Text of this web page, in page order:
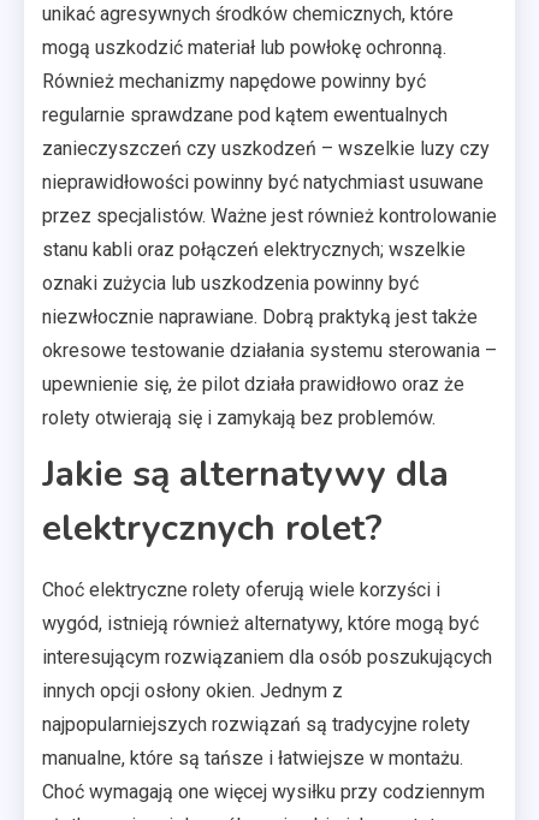
unikać agresywnych środków chemicznych, które
mogą uszkodzić materiał lub powłokę ochronną.
Również mechanizmy napędowe powinny być
regularnie sprawdzane pod kątem ewentualnych
zanieczyszczeń czy uszkodzeń – wszelkie luzy czy
nieprawidłowości powinny być natychmiast usuwane
przez specjalistów. Ważne jest również kontrolowanie
stanu kabli oraz połączeń elektrycznych; wszelkie
oznaki zużycia lub uszkodzenia powinny być
niezwłocznie naprawiane. Dobrą praktyką jest także
okresowe testowanie działania systemu sterowania –
upewnienie się, że pilot działa prawidłowo oraz że
rolety otwierają się i zamykają bez problemów.
Jakie są alternatywy dla
elektrycznych rolet?
Choć elektryczne rolety oferują wiele korzyści i
wygód, istnieją również alternatywy, które mogą być
interesującym rozwiązaniem dla osób poszukujących
innych opcji osłony okien. Jednym z
najpopularniejszych rozwiązań są tradycyjne rolety
manualne, które są tańsze i łatwiejsze w montażu.
Choć wymagają one więcej wysiłku przy codziennym